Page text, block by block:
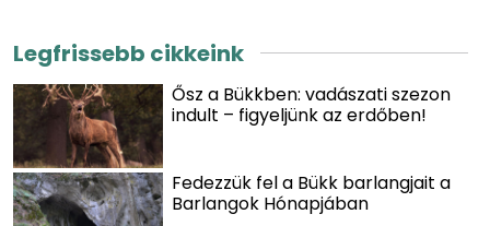
Legfrissebb cikkeink
Ősz a Bükkben: vadászati szezon
indult – figyeljünk az erdőben!
Fedezzük fel a Bükk barlangjait a
Barlangok Hónapjában